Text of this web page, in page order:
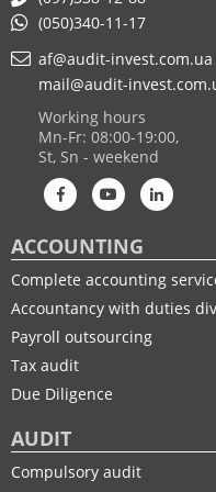
(050)340-11-17
af@audit-invest.com.ua
mail@audit-
Working hours
Mn-Fr: 08:00-19:00,
St, Sn - weekend
ACCOUNTING
Complete accounting
Accountancy with duties
Payroll outsourcing
Tax audit
Due Diligence
AUDIT
Compulsory audit